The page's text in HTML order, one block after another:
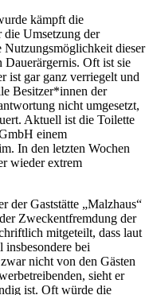
kämpft die
Umsetzung der
dieser
Dauerärgernis. Oft ist sie
ist gar ganz verriegelt und
Besitzer*innen der
nicht umgesetzt,
Aktuell ist die Toilette
einem
In den letzten Wochen
wieder extrem
der Gaststätte „Malzhaus“
Zweckentfremdung der
mitgeteilt, dass laut
insbesondere bei
nicht von den Gästen
sieht er
ist. Oft würde die